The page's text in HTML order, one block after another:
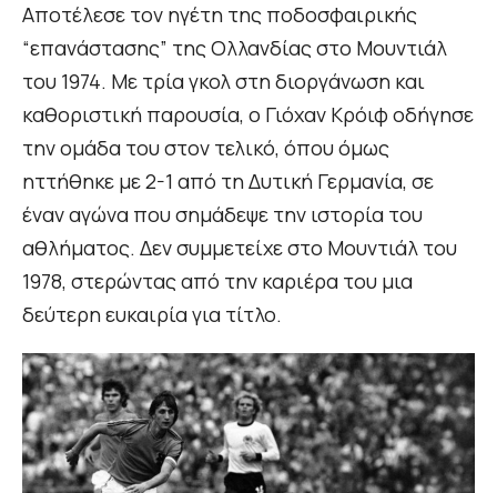
Αποτέλεσε τον ηγέτη της ποδοσφαιρικής
“επανάστασης” της Ολλανδίας στο Μουντιάλ
του 1974. Με τρία γκολ στη διοργάνωση και
καθοριστική παρουσία, ο Γιόχαν Κρόιφ οδήγησε
την ομάδα του στον τελικό, όπου όμως
ηττήθηκε με 2-1 από τη Δυτική Γερμανία, σε
έναν αγώνα που σημάδεψε την ιστορία του
αθλήματος. Δεν συμμετείχε στο Μουντιάλ του
1978, στερώντας από την καριέρα του μια
δεύτερη ευκαιρία για τίτλο.